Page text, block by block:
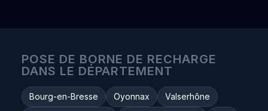
POSE DE BORNE DE RECHARGE
DANS LE DÉPARTEMENT
Bourg-en-Bresse Oyonnax
Valserhône